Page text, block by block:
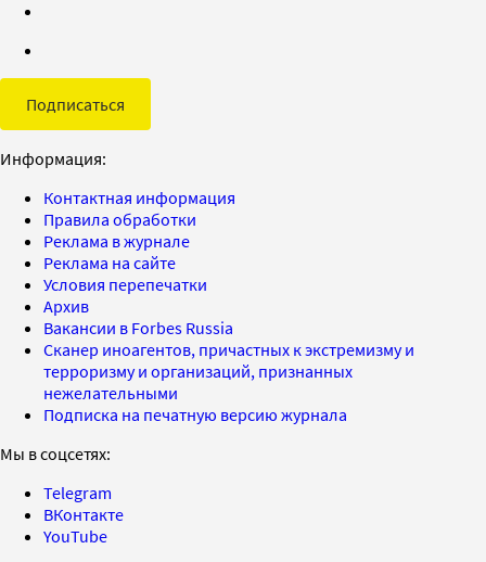
Подписаться
Информация:
Контактная информация
Правила обработки
Реклама в журнале
Реклама на сайте
Условия перепечатки
Архив
Вакансии в Forbes Russia
Сканер иноагентов, причастных к экстремизму и
терроризму и организаций, признанных
нежелательными
Подписка на печатную версию журнала
Мы в соцсетях:
Telegram
ВКонтакте
YouTube